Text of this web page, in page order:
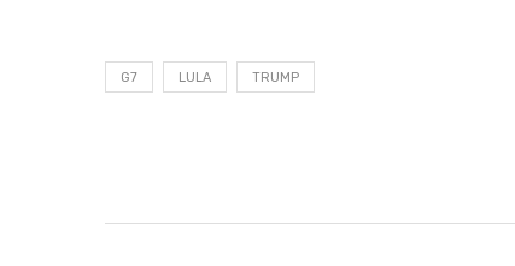
G7 LULA TRUMP